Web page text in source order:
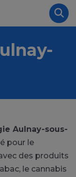
Aulnay-sous-
pour le
des produits
le cannabis